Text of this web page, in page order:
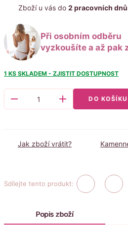
Zboží u vás do 2 pracovních dnů
Při osobním odběru
vyzkoušíte a až pak
1 KS SKLADEM - ZJISTIT DOSTUPNOST
remove add DO KOŠÍKU
Jak zboží vrátit?
Sdílejte tento produkt:
Popis zboží